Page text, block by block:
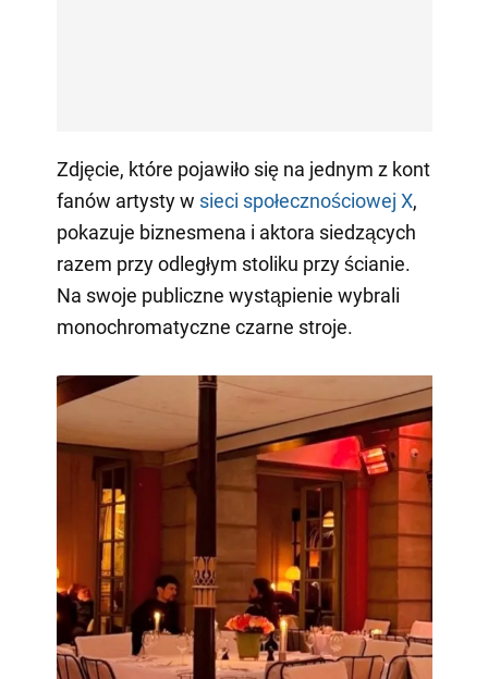
Zdjęcie, które pojawiło się na jednym z kont
fanów artysty w sieci społecznościowej X,
pokazuje biznesmena i aktora siedzących
razem przy odległym stoliku przy ścianie.
Na swoje publiczne wystąpienie wybrali
monochromatyczne czarne stroje.